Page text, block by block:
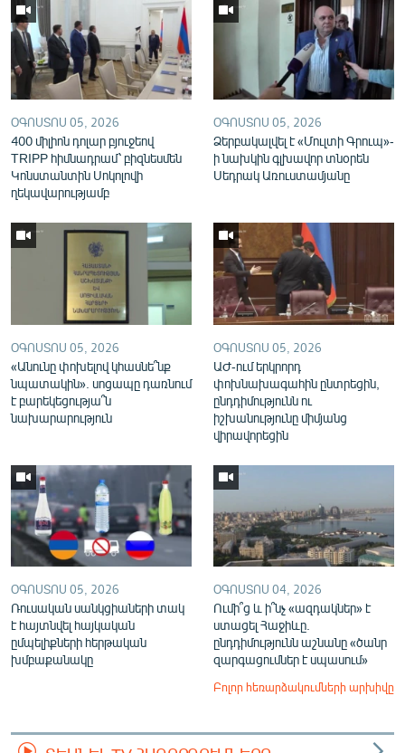
ՀԵՏԵՎԵՔ ՄԵԶ
«Ազատության» բոլոր կայքերը
ՕԳՈՍՏՈՍ 05, 2026
400 միլիոն դոլար բյուջեով
TRIPP հիմնադրամ՝ բիզնեսմեն
Կոնստանտին Սոկոլովի
ղեկավարությամբ
ՕԳՈՍՏՈՍ 05, 2026
Ձերբակալվել է «Մուլտի Գրուպ»-
ի նախկին գլխավոր տնօրեն
Սեդրակ Առուստամյանը
ՕԳՈՍՏՈՍ 05, 2026
«Անունը փոխելով կհասնե՞նք
նպատակին». սոցապը դառնում
է բարեկեցությա՞ն
նախարարություն
ՕԳՈՍՏՈՍ 05, 2026
ԱԺ-ում երկրորդ
փոխնախագահին ընտրեցին,
ընդդիմությունն ու
իշխանությունը միմյանց
վիրավորեցին
ՕԳՈՍՏՈՍ 05, 2026
Ռուսական սանկցիաների տակ
է հայտնվել հայկական
ըմպելիքների հերթական
խմբաքանակը
ՕԳՈՍՏՈՍ 04, 2026
Ումի՞ց և ի՞նչ «ազդակներ» է
ստացել Հաջիևը.
ընդդիմությունն աշնանը «ծանր
զարգացումներ է սպասում»
Բոլոր հեռարձակումների արխիվը